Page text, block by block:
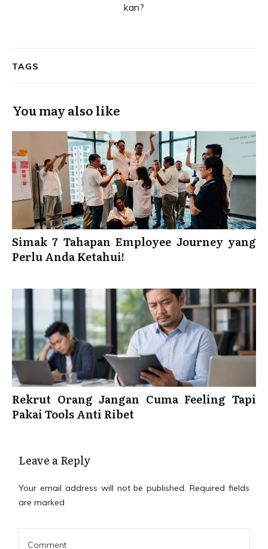
kan?
TAGS
You may also like
Simak 7 Tahapan Employee Journey yang
Perlu Anda Ketahui!
Rekrut Orang Jangan Cuma Feeling Tapi
Pakai Tools Anti Ribet
Leave a Reply
Your email address will not be published. Required fields
are marked